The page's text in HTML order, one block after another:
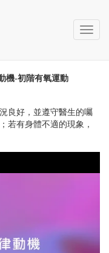
Toggle
機-初階有氧運動
良好，並遵守醫生的囑
若有身體不適的現象，